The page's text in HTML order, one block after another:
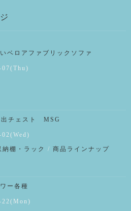
ベロアファブリックソファ
07(Thu)
出チェスト MSG
納棚・ラック / 商品ラインナップ
ー各種
22(Mon)